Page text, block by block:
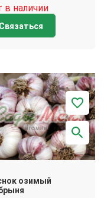
в наличии
Связаться
озимый